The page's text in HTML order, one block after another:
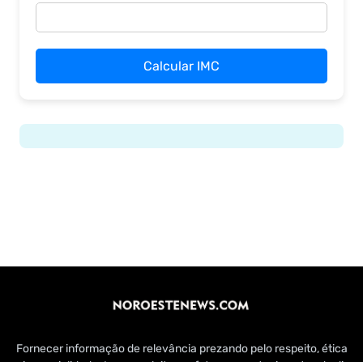
Calcular IMC
Fornecer informação de relevância prezando pelo respeito, ética